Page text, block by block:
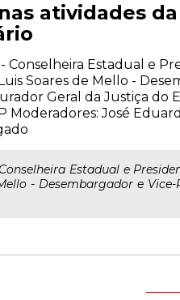
atividades
Conselheira Estadual e
Soares de Mello -
Geral da Justiça do
Moderadores: José
Estadual e
- Desembargador e Vice-